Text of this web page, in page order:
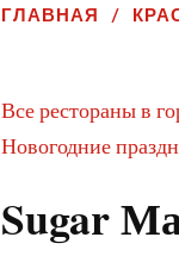
ГЛАВНАЯ
Все рестораны в
Новогодние
Sugar